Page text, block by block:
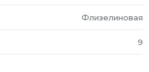
Флизелиновая
9